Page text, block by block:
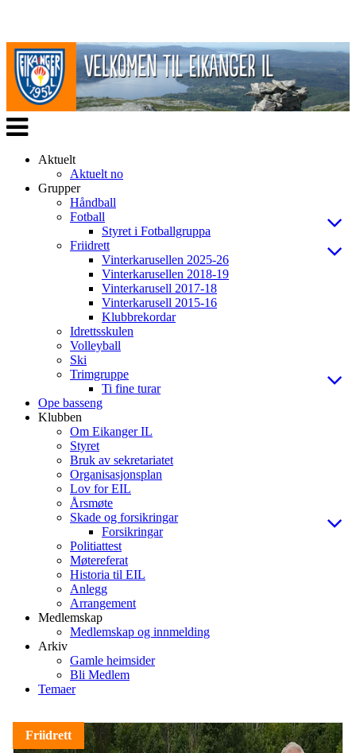
Veksle
navigasjon
Aktuelt
Aktuelt no
Grupper
Håndball
Fotball
Styret i Fotballgruppa
Friidrett
Vinterkarusellen 2025-26
Vinterkarusellen 2018-19
Vinterkarusell 2017-18
Vinterkarusell 2015-16
Klubbrekordar
Idrettsskulen
Volleyball
Ski
Trimgruppe
Ti fine turar
Ope basseng
Klubben
Om Eikanger IL
Styret
Bruk av sekretariatet
Organisasjonsplan
Lov for EIL
Årsmøte
Skade og forsikringar
Forsikringar
Politiattest
Møtereferat
Historia til EIL
Anlegg
Arrangement
Medlemskap
Medlemskap og innmelding
Arkiv
Gamle heimsider
Bli Medlem
Temaer
Friidrett